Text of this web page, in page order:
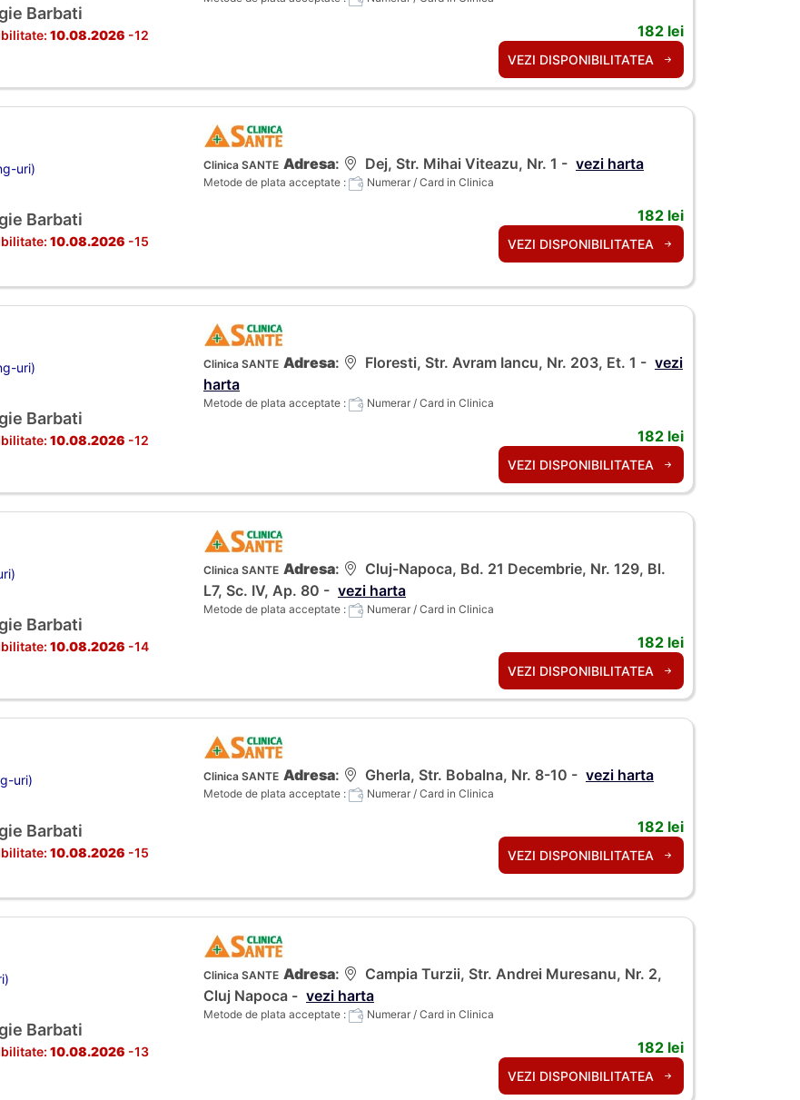
Barbati
10.08.2026 -12
182 lei
VEZI DISPONIBILITATEA
uri)
Barbati
10.08.2026 -15
Clinica SANTE Adresa: Dej, Str. Mihai Viteazu, Nr. 1 - vezi harta
Metode de plata acceptate : Numerar / Card in Clinica
182 lei
VEZI DISPONIBILITATEA
uri)
Barbati
10.08.2026 -12
Clinica SANTE Adresa: Floresti, Str. Avram Iancu, Nr. 203, Et. 1 - vezi
harta
Metode de plata acceptate : Numerar / Card in Clinica
182 lei
VEZI DISPONIBILITATEA
Barbati
10.08.2026 -14
Clinica SANTE Adresa:
Cluj-Napoca, Bd. 21 Decembrie, Nr. 129, Bl.
L7, Sc. IV, Ap. 80 - vezi harta
Metode de plata acceptate : Numerar / Card in Clinica
182 lei
VEZI DISPONIBILITATEA
uri)
Barbati
10.08.2026 -15
Clinica SANTE Adresa: Gherla, Str. Bobalna, Nr. 8-10 - vezi harta
Metode de plata acceptate : Numerar / Card in Clinica
182 lei
VEZI DISPONIBILITATEA
Barbati
10.08.2026 -13
Clinica SANTE Adresa:
Campia Turzii, Str. Andrei Muresanu, Nr. 2,
Cluj Napoca - vezi harta
Metode de plata acceptate : Numerar / Card in Clinica
182 lei
VEZI DISPONIBILITATEA